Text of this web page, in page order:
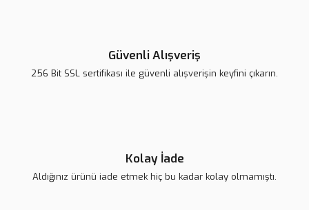
139,00 TL 139,00 TL 139,00 TL
Güvenli Alışveriş
256 Bit SSL sertifikası ile güvenli alışverişin keyfini çıkarın.
Kolay İade
Aldığınız ürünü iade etmek hiç bu kadar kolay olmamıştı.